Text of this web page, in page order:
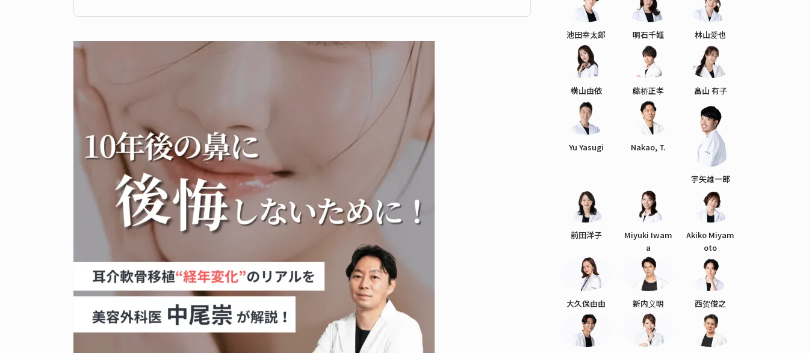
池田幸太郎 明石千姬 林山爱也
横山由依 藤桥正孝 畠山 有子
Yu Yasugi Nakao, T.
宇矢雄一郎
前田洋子
Miyuki Iwam
a
Akiko Miyam
oto
大久保由由 新内义明 西贺俊之